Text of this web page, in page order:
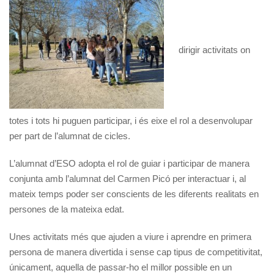
dirigir activitats on
totes i tots hi puguen participar, i és eixe el rol a desenvolupar
per part de l’alumnat de cicles.
L’alumnat d’ESO adopta el rol de guiar i participar de manera
conjunta amb l’alumnat del Carmen Picó per interactuar i, al
mateix temps poder ser conscients de les diferents realitats en
persones de la mateixa edat.
Unes activitats més que ajuden a viure i aprendre en primera
persona de manera divertida i sense cap tipus de competitivitat,
únicament, aquella de passar-ho el millor possible en un